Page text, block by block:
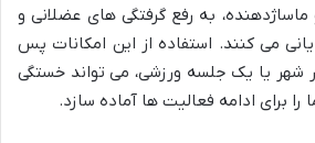
به رفع گرفتگی های عضلانی و
می کنند. استفاده از این امکانات پس
شهر یا یک جلسه ورزشی، می تواند خستگی
را برای ادامه فعالیت ها آماده سازد.